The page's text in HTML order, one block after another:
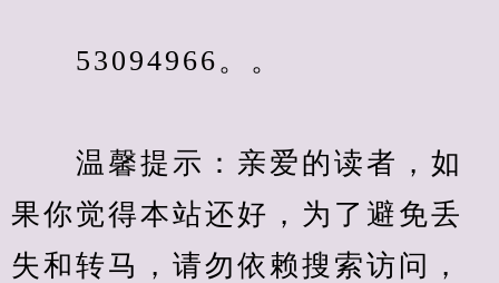
53094966。。
温馨提示：亲爱的读者，如
果你觉得本站还好，为了避免丢
失和转马，请勿依赖搜索访问，